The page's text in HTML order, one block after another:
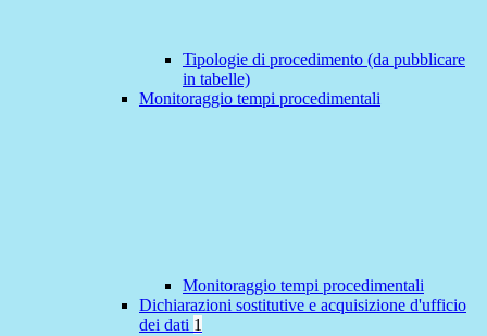
Tipologie di procedimento (da pubblicare
in tabelle)
Monitoraggio tempi procedimentali
Monitoraggio tempi procedimentali
Dichiarazioni sostitutive e acquisizione d'ufficio
dei dati 1